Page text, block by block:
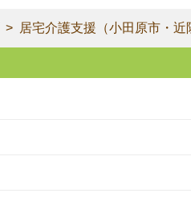
居宅介護支援（小田原市・近